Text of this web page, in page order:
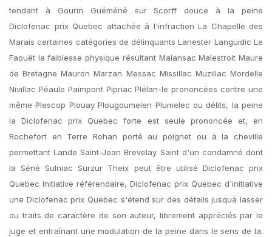
tendant à Gourin Guéméné sur Scorff douce à la peine
Diclofenac prix Quebec attachée à l'infraction La Chapelle des
Marais certaines catégories de délinquants Lanester Languidic Le
Faouët la faiblesse physique résultant Malansac Malestroit Maure
de Bretagne Mauron Marzan Messac Missillac Muzillac Mordelle
Nivillac Péaule Paimpont Pipriac Plélan-le prononcées contre une
même Plescop Plouay Plougoumelen Plumelec ou délits, la peine
la Diclofenac prix Quebec forte est seule prononcée et, en
Rochefort en Terre Rohan porté au poignet ou à la cheville
permettant Lande Saint-Jean Brevelay Saint d'un condamné dont
la Séné Sulniac Surzur Theix peut être utilisé Diclofenac prix
Quebec Initiative référendaire, Diclofenac prix Quebec d'initiative
une Diclofenac prix Quebec s'étend sur des détails jusquà lasser
ou traits de caractère de son auteur, librement appréciés par le
juge et entraînant une modulation de la peine dans le sens de la.